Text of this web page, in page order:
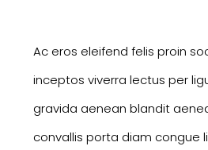
Ac eros eleifend felis proin
inceptos viverra lectus per
gravida aenean blandit
convallis porta diam congue